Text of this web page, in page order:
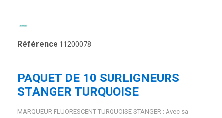
Référence 11200078
PAQUET DE 10 SURLIGNEURS
STANGER TURQUOISE
MARQUEUR FLUORESCENT TURQUOISE STANGER : Avec sa